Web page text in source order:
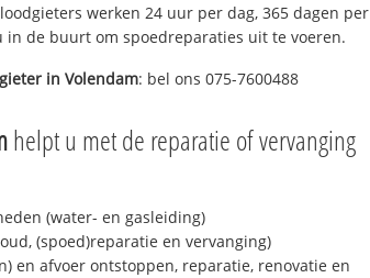
werken 24 uur per dag, 365 dagen per
in de buurt om spoedreparaties uit te voeren.
in Volendam: bel ons 075-7600488
helpt u met de reparatie of vervanging
(water- en gasleiding)
(spoed)reparatie en vervanging)
en afvoer ontstoppen, reparatie, renovatie en